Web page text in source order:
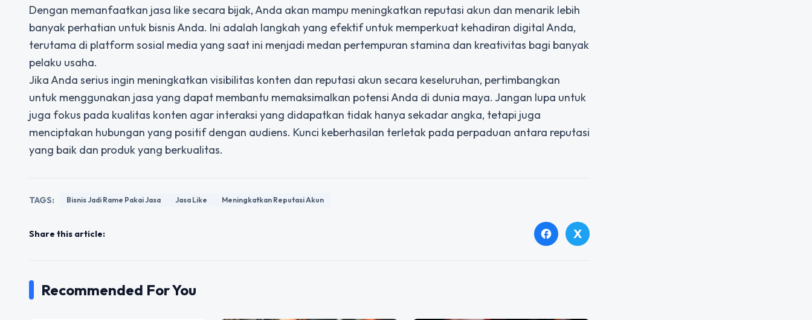
Dengan memanfaatkan jasa like secara bijak, Anda akan mampu meningkatkan reputasi akun dan menarik lebih
banyak perhatian untuk bisnis Anda. Ini adalah langkah yang efektif untuk memperkuat kehadiran digital Anda,
terutama di platform sosial media yang saat ini menjadi medan pertempuran stamina dan kreativitas bagi banyak
pelaku usaha.
Jika Anda serius ingin meningkatkan visibilitas konten dan reputasi akun secara keseluruhan, pertimbangkan
untuk menggunakan jasa yang dapat membantu memaksimalkan potensi Anda di dunia maya. Jangan lupa untuk
juga fokus pada kualitas konten agar interaksi yang didapatkan tidak hanya sekadar angka, tetapi juga
menciptakan hubungan yang positif dengan audiens. Kunci keberhasilan terletak pada perpaduan antara reputasi
yang baik dan produk yang berkualitas.
TAGS: Bisnis Jadi Rame Pakai Jasa Jasa Like Meningkatkan Reputasi Akun
Share this article: facebook X
Recommended For You